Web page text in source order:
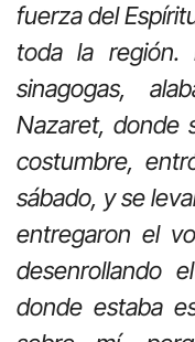
fuerza del
toda la región.
sinagogas,
Nazaret, donde
costumbre,
sábado, y se
entregaron el
desenrollando
donde estaba